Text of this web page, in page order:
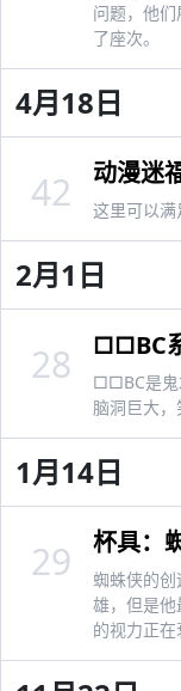
问题，他
了座次。
4月18日
动漫迷
这里可以
42
2月1日
□□BC
□□BC是鬼
脑洞巨大，
28
1月14日
杯具：
蜘蛛侠的
雄，但是
的视力正在
29